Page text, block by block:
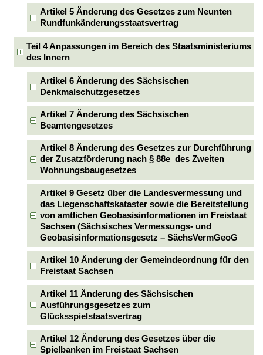
Artikel 5 Änderung des Gesetzes zum Neunten
Rundfunkänderungsstaatsvertrag
Teil 4 Anpassungen im Bereich des Staatsministeriums
des Innern
Artikel 6 Änderung des Sächsischen
Denkmalschutzgesetzes
Artikel 7 Änderung des Sächsischen
Beamtengesetzes
Artikel 8 Änderung des Gesetzes zur Durchführung
der Zusatzförderung nach § 88e des Zweiten
Wohnungsbaugesetzes
Artikel 9 Gesetz über die Landesvermessung und
das Liegenschaftskataster sowie die Bereitstellung
von amtlichen Geobasisinformationen im Freistaat
Sachsen (Sächsisches Vermessungs- und
Geobasisinformationsgesetz – SächsVermGeoG
Artikel 10 Änderung der Gemeindeordnung für den
Freistaat Sachsen
Artikel 11 Änderung des Sächsischen
Ausführungsgesetzes zum
Glücksspielstaatsvertrag
Artikel 12 Änderung des Gesetzes über die
Spielbanken im Freistaat Sachsen